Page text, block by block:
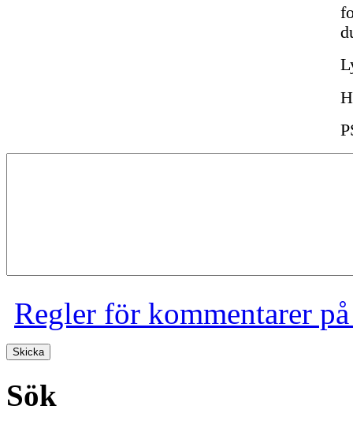
Regler för kommentarer
Sök